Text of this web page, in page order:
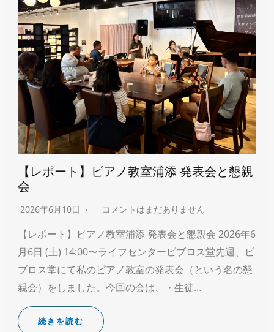
【レポート】ピアノ教室浦添 発表会と懇親
会
2026年6月10日 コメントはまだありません
【レポート】ピアノ教室浦添 発表会と懇親会 2026年6
月6日 (土) 14:00〜ライフセンタービブロス堂先週、ビ
ブロス堂にて私のピアノ教室の発表会（という名の懇
親会）をしました。今回の会は、・生徒…
続きを読む